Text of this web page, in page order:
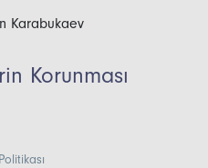
Karabukaev
Korunması